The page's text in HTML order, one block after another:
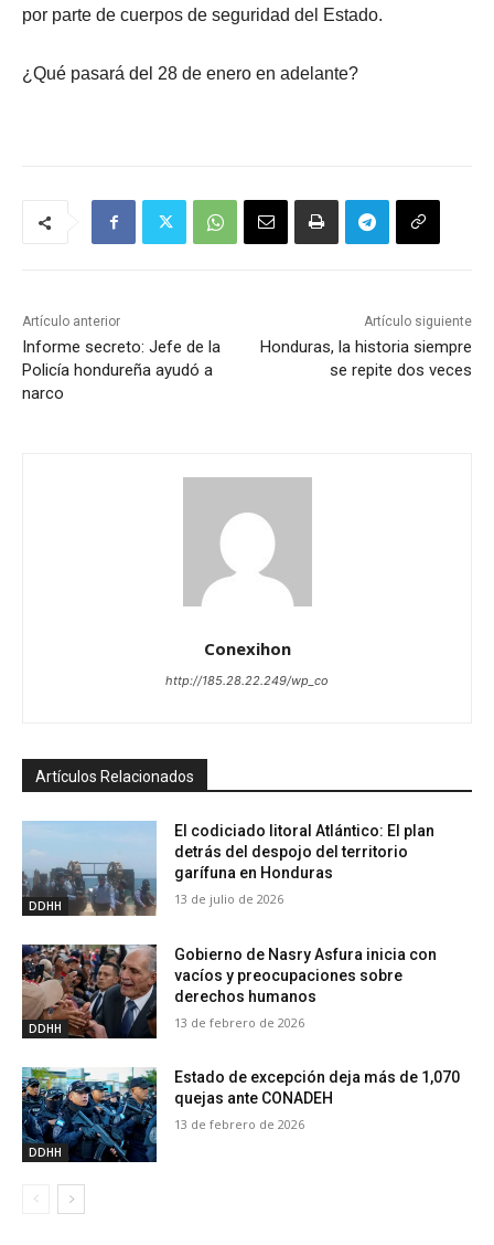
por parte de cuerpos de seguridad del Estado.
¿Qué pasará del 28 de enero en adelante?
Artículo anterior
Informe secreto: Jefe de la
Policía hondureña ayudó a
narco
Artículo siguiente
Honduras, la historia siempre
se repite dos veces
Conexihon
http://185.28.22.249/wp_co
Artículos Relacionados
DDHH
El codiciado litoral Atlántico: El plan
detrás del despojo del territorio
garífuna en Honduras
13 de julio de 2026
DDHH
Gobierno de Nasry Asfura inicia con
vacíos y preocupaciones sobre
derechos humanos
13 de febrero de 2026
DDHH
Estado de excepción deja más de 1,070
quejas ante CONADEH
13 de febrero de 2026